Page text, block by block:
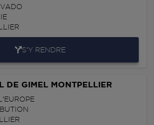
S'Y RENDRE
DE GIMEL MONTPELLIER